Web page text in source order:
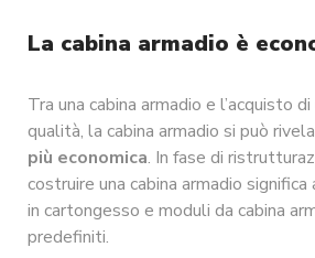
La cabina armadio è
Tra una cabina armadio e l’acquisto
qualità, la cabina armadio si può
più economica. In fase di
costruire una cabina armadio significa
in cartongesso e moduli da cabina
predefiniti.